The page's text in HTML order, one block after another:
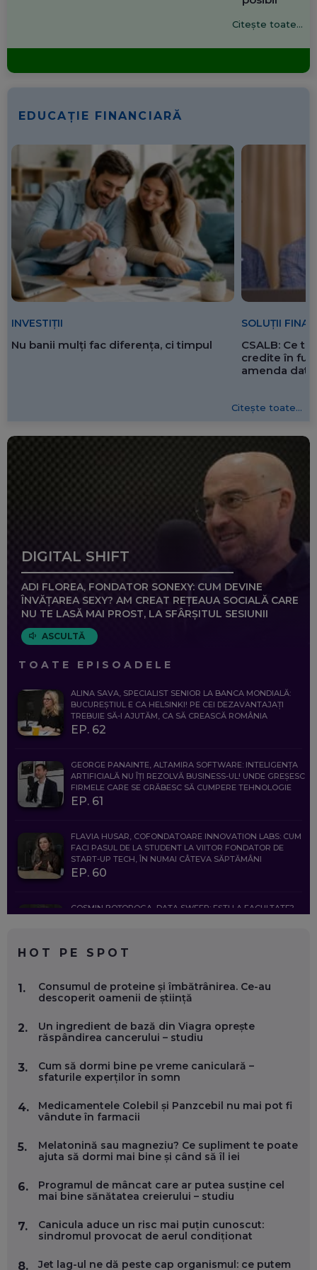
Citește toate...
EDUCAȚIE FINANCIARĂ
INVESTIȚII
Nu banii mulți fac diferența, ci timpul
SOLUȚII
CSALB: Ce
credite în
amenda
Citește toate...
DIGITAL SHIFT
ADI FLOREA, FONDATOR SONEXY: CUM DEVINE
ÎNVĂȚAREA SEXY? AM CREAT REȚEAUA SOCIALĂ CARE
NU TE LASĂ MAI PROST, LA SFÂRȘITUL SESIUNII
ASCULTĂ
TOATE EPISOADELE
ALINA SAVA, SPECIALIST SENIOR LA BANCA MONDIALĂ:
BUCUREȘTIUL E CA HELSINKI! PE CEI DEZAVANTAJAȚI
TREBUIE SĂ-I AJUTĂM, CA SĂ CREASCĂ ROMÂNIA
EP. 62
GEORGE PANAINTE, ALTAMIRA SOFTWARE: INTELIGENȚA
ARTIFICIALĂ NU ÎȚI REZOLVĂ BUSINESS-UL! UNDE GREȘESC
FIRMELE CARE SE GRĂBESC SĂ CUMPERE TEHNOLOGIE
EP. 61
FLAVIA HUSAR, COFONDATOARE INNOVATION LABS: CUM
FACI PASUL DE LA STUDENT LA VIITOR FONDATOR DE
START-UP TECH, ÎN NUMAI CÂTEVA SĂPTĂMÂNI
EP. 60
COSMIN BOȚOROGA, DATA SWEEP: EȘTI LA FACULTATE?
FOLOSEȘTI TEHNOLOGIA CA SĂ FII MAI BUN LA JOB. ȘI CUM
SE VA SCHIMBA MUNCA, ÎN URMĂTORII ANI
FOLOSEȘTI TEHNOLOGIA CA SĂ ÎȚI DESCHIZI DRUMUL
CĂTRE ARTĂ, LA NIVEL GLOBAL
EP. 57
ANDREI AVĂDANEI, BIT SENTINEL: CUM ÎȚI PROTEJEZI
CARIERĂ DE „HACKER CU PERMIS”
EP. 56
DOINA VÎLCEANU, CONTENTSPEED: VREI SUCCES ONLINE?
EP. 55
OLIVIU MATEI, HOLISUN: SOFTWARE DE LA CLUJ PENTRU
HOT PE SPOT
1.
Consumul de proteine și îmbătrânirea. Ce-au
descoperit oamenii de știință
2.
Un ingredient de bază din Viagra oprește
răspândirea cancerului – studiu
3.
Cum să dormi bine pe vreme caniculară –
sfaturile experților în somn
4.
Medicamentele Colebil și Panzcebil nu mai pot fi
vândute în farmacii
5.
Melatonină sau magneziu? Ce supliment te poate
ajuta să dormi mai bine și când să îl iei
6.
Programul de mâncat care ar putea susține cel
mai bine sănătatea creierului – studiu
7.
Canicula aduce un risc mai puțin cunoscut:
sindromul provocat de aerul condiționat
8.
Jet lag-ul ne dă peste cap organismul: ce putem